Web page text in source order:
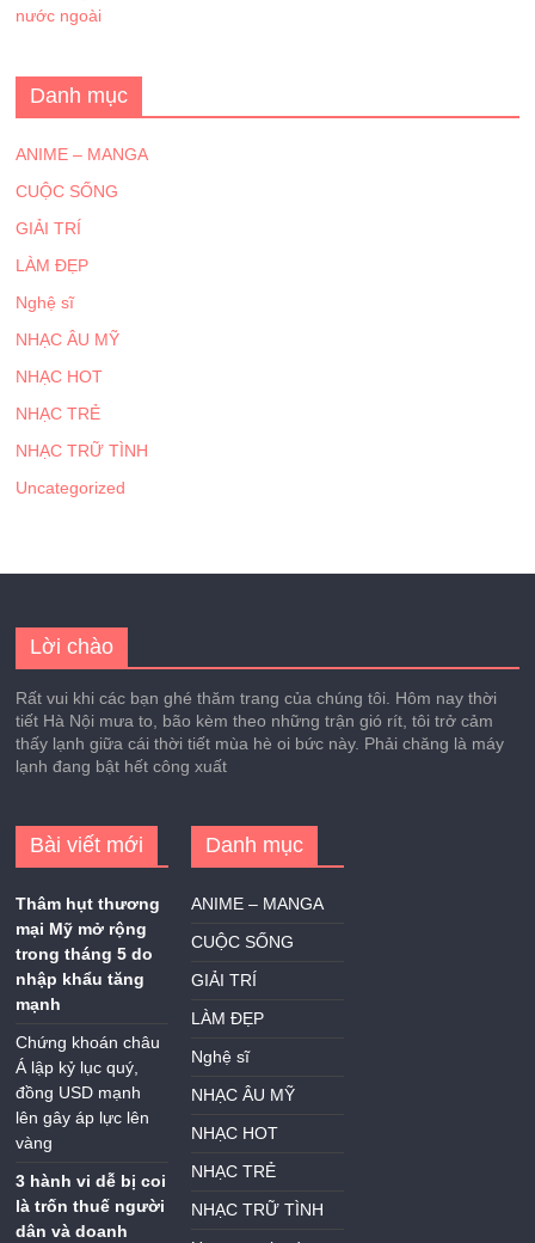
nước ngoài
Danh mục
ANIME – MANGA
CUỘC SỐNG
GIẢI TRÍ
LÀM ĐẸP
Nghệ sĩ
NHẠC ÂU MỸ
NHẠC HOT
NHẠC TRẺ
NHẠC TRỮ TÌNH
Uncategorized
Lời chào
Rất vui khi các bạn ghé thăm trang của chúng tôi. Hôm nay thời
tiết Hà Nội mưa to, bão kèm theo những trận gió rít, tôi trở cảm
thấy lạnh giữa cái thời tiết mùa hè oi bức này. Phải chăng là máy
lạnh đang bật hết công xuất
Bài viết mới
Thâm hụt thương
mại Mỹ mở rộng
trong tháng 5 do
nhập khẩu tăng
mạnh
Chứng khoán châu
Á lập kỷ lục quý,
đồng USD mạnh
lên gây áp lực lên
vàng
3 hành vi dễ bị coi
là trốn thuế người
dân và doanh
Danh mục
ANIME – MANGA
CUỘC SỐNG
GIẢI TRÍ
LÀM ĐẸP
Nghệ sĩ
NHẠC ÂU MỸ
NHẠC HOT
NHẠC TRẺ
NHẠC TRỮ TÌNH